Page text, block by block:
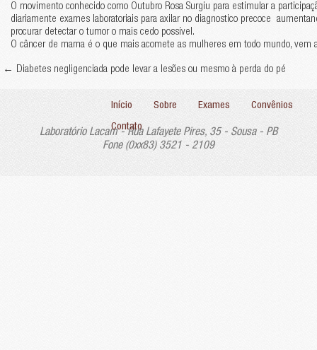
O movimento conhecido como Outubro Rosa Surgiu para estimular a
diariamente exames laboratoriais para axilar no diagnostico precoce
procurar detectar o tumor o mais cedo possível.
O câncer de mama é o que mais acomete as mulheres em todo mundo, vem
← Diabetes negligenciada pode levar a lesões ou mesmo à perda do pé
Início Sobre Exames
Convênios
Contato
Laboratório Lacam - Rua Lafayete Pires, 35 - Sousa - PB
Fone (0xx83) 3521 - 2109